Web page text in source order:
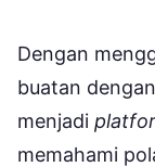
Dengan
buatan
menjadi
memahami